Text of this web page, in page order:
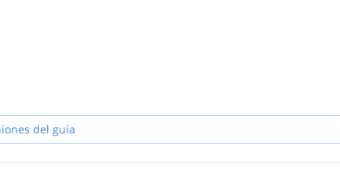
unlike any other!
del guía